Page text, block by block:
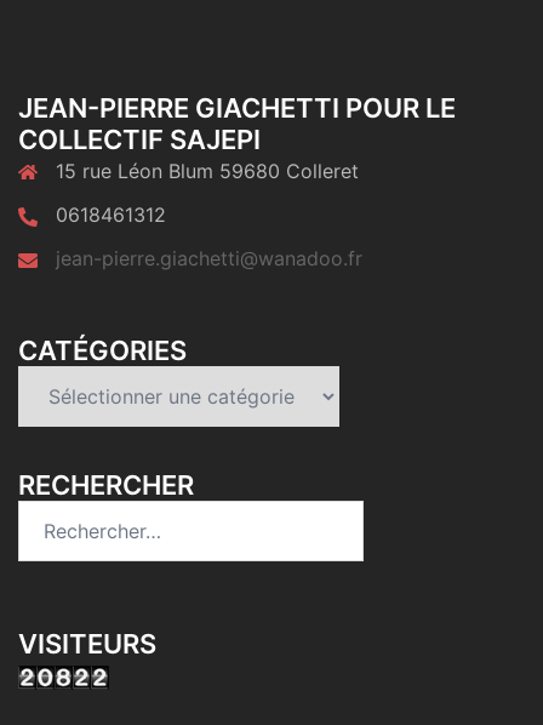
JEAN-PIERRE GIACHETTI POUR LE
COLLECTIF SAJEPI
15 rue Léon Blum 59680 Colleret
0618461312
jean-pierre.giachetti@wanadoo.fr
CATÉGORIES
RECHERCHER
VISITEURS